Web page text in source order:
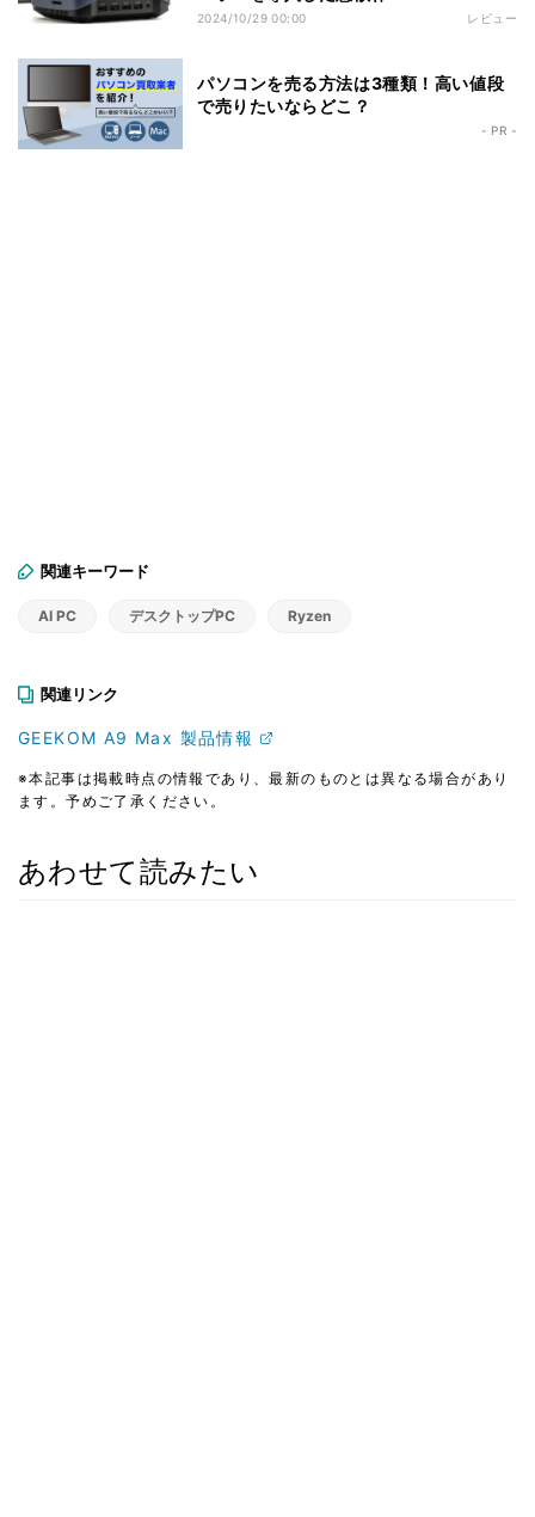
2024/10/29 00:00 レビュー
パソコンを売る方法は3種類！高い値段
で売りたいならどこ？
- PR -
関連キーワード
AI PC デスクトップPC Ryzen
関連リンク
GEEKOM A9 Max 製品情報
※本記事は掲載時点の情報であり、最新のものとは異なる場合があり
ます。予めご了承ください。
あわせて読みたい